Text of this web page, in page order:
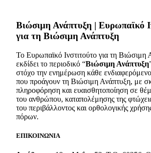
Bιώσιμη Ανάπτυξη | Ευρωπαϊκό
για τη Βιώσιμη Ανάπτυξη
Το Ευρωπαϊκό Ινστιτούτο για τη
εκδίδει το περιοδικό “Βιώσιμη Ανάπτυξη
στόχο την ενημέρωση κάθε
που προάγουν τη Βιώσιμη Ανάπτυξη, με
πληροφόρηση και ευαισθητοποίηση σε
του ανθρώπου, καταπολέμησης της
του περιβάλλοντος και ορθολογικής
πόρων.
ΕΠΙΚΟΙΝΩΝΙΑ